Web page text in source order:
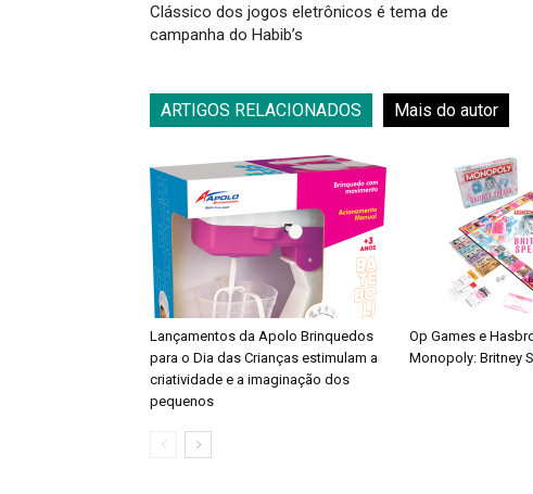
Clássico dos jogos eletrônicos é tema de
campanha do Habib’s
ARTIGOS RELACIONADOS Mais do autor
Lançamentos da Apolo Brinquedos
para o Dia das Crianças estimulam a
criatividade e a imaginação dos
pequenos
Op Games e
Monopoly: Britney